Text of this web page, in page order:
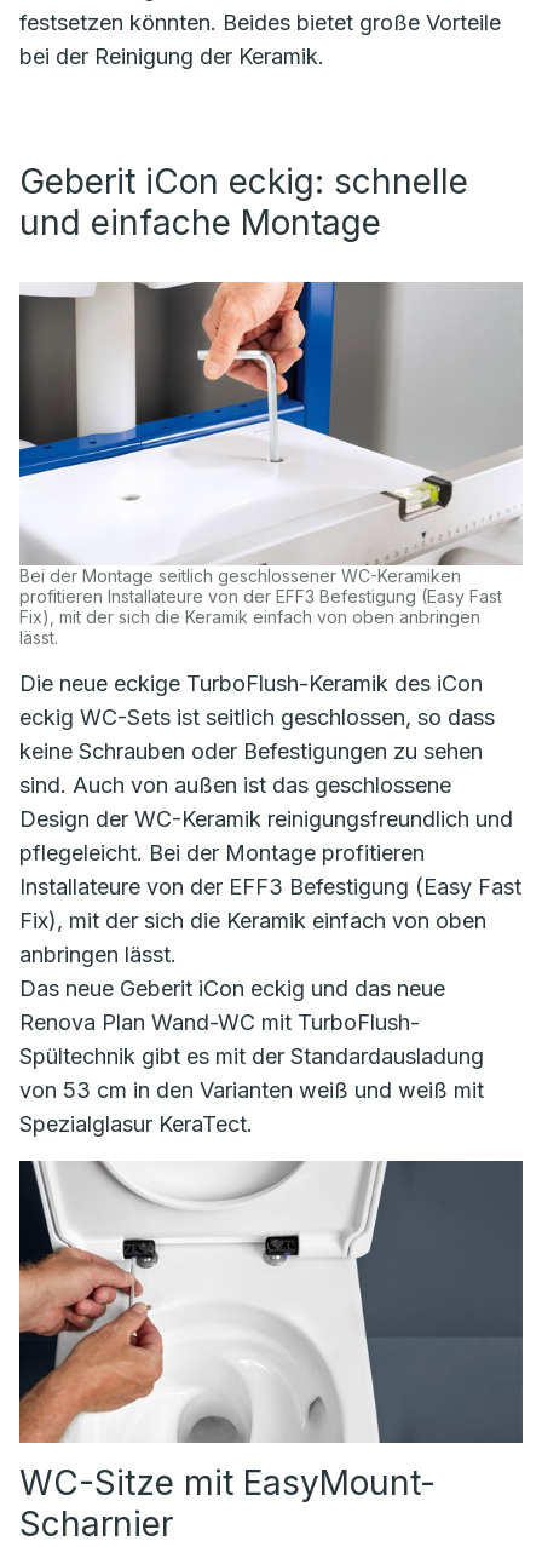
festsetzen könnten. Beides bietet große Vorteile
bei der Reinigung der Keramik.
Geberit iCon eckig: schnelle
und einfache Montage
Bei der Montage seitlich geschlossener WC-Keramiken
profitieren Installateure von der EFF3 Befestigung (Easy Fast
Fix), mit der sich die Keramik einfach von oben anbringen
lässt.
Die neue eckige TurboFlush-Keramik des iCon
eckig WC-Sets ist seitlich geschlossen, so dass
keine Schrauben oder Befestigungen zu sehen
sind. Auch von außen ist das geschlossene
Design der WC-Keramik reinigungsfreundlich und
pflegeleicht. Bei der Montage profitieren
Installateure von der EFF3 Befestigung (Easy Fast
Fix), mit der sich die Keramik einfach von oben
anbringen lässt.
Das neue Geberit iCon eckig und das neue
Renova Plan Wand-WC mit TurboFlush-
Spültechnik gibt es mit der Standardausladung
von 53 cm in den Varianten weiß und weiß mit
Spezialglasur KeraTect.
WC-Sitze mit EasyMount-
Scharnier